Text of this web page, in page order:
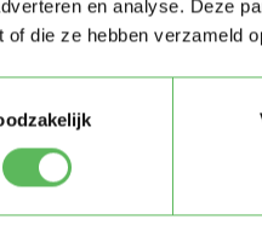
en analyse. Deze
of die ze hebben verzameld